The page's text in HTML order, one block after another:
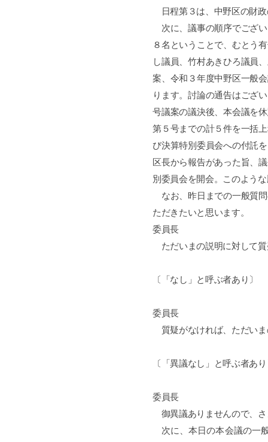
日程第３は、中野区の財
次に、議事の順序でござ
８名ということで、むとう
し議員、竹村あきひろ議員
案、令和３年度中野区一般
ります。討論の通告はござ
号議案の議決後、本会議を
第５号までの計５件を一括
び決算特別委員会への付託
区長から報告があった旨、
別委員会を開会。このよう
なお、昨日までの一般質
ただきたいと思います。
委員長
ただいまの説明に対して
〔「なし」と呼ぶ者あり〕
委員長
質疑がなければ、ただいま
〔「異議なし」と呼ぶ者あ
委員長
御異議ありませんので、
次に、本日の本会議の一